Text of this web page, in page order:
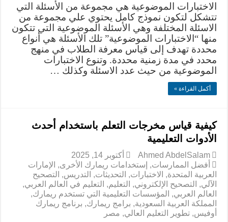
الاختبارات الموضوعية هي مجموعة من الأسئلة التي
تتشكل لتكون نموذج كامل يحتوي علي مجموعة من
الاسئلة المختلفة وهي الأسئلة الموضوعية التي تتكون
منها “الاختبارات الموضوعية” تلك الأسئلة هي أنواع
محددة تهدف إلى قياس معرفة الطلاب في منهج
محدد في مدة زمنية محددة. وتنوع الاختبارات
الموضوعية من حيث عدد الاسئلة وكذلك …
أكمل القراءة »
كيفية قياس مخرجات التعلم باستخدام أحدث
الأدوات التعليمية
Ahmed AbdelSalam
أكتوبر 14, 2025
أفضل الممارسات, إستخدامات ريمارك الأخرى, الإمارات
العربية المتحدة, الاختبارات, التحديثات, التدريس, التصحيح
الآلي, التصحيح الإلكتروني, التعليم, التعليم في العالم العربي,
العالم العربي, المؤسسات التعليمية التي تستخدم ريمارك,
المملكة العربية السعودية, برامج ريمارك, برنامج ريمارك
أوفيس,تطوير التعليم العالي, مصر